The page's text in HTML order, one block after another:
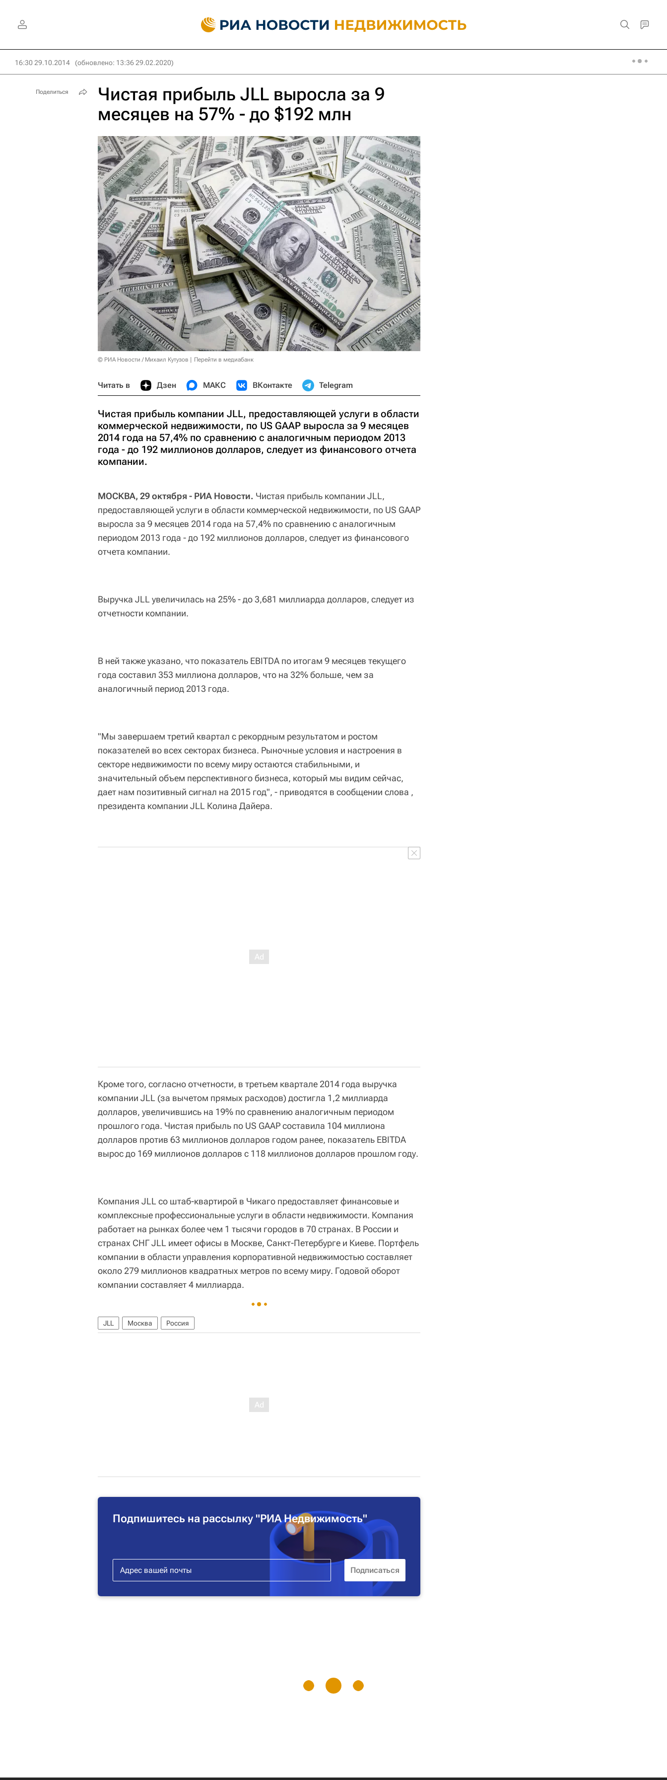
16:30 29.10.2014 (обновлено: 13:36 29.02.2020)
Чистая прибыль JLL выросла за 9
месяцев на 57% - до $192 млн
© РИА Новости / Михаил Кутузов Перейти в медиабанк
Читать в Дзен МАКС ВКонтакте Telegram
Чистая прибыль компании JLL, предоставляющей услуги в области
коммерческой недвижимости, по US GAAP выросла за 9 месяцев
2014 года на 57,4% по сравнению с аналогичным периодом 2013
года - до 192 миллионов долларов, следует из финансового отчета
компании.
МОСКВА, 29 октября - РИА Новости. Чистая прибыль компании JLL,
предоставляющей услуги в области коммерческой недвижимости, по US GAAP
выросла за 9 месяцев 2014 года на 57,4% по сравнению с аналогичным
периодом 2013 года - до 192 миллионов долларов, следует из финансового
отчета компании.
Выручка JLL увеличилась на 25% - до 3,681 миллиарда долларов, следует из
отчетности компании.
В ней также указано, что показатель EBITDA по итогам 9 месяцев текущего
года составил 353 миллиона долларов, что на 32% больше, чем за
аналогичный период 2013 года.
"Мы завершаем третий квартал с рекордным результатом и ростом
показателей во всех секторах бизнеса. Рыночные условия и настроения в
секторе недвижимости по всему миру остаются стабильными, и
значительный объем перспективного бизнеса, который мы видим сейчас,
дает нам позитивный сигнал на 2015 год", - приводятся в сообщении слова ,
президента компании JLL Колина Дайера.
Кроме того, согласно отчетности, в третьем квартале 2014 года выручка
компании JLL (за вычетом прямых расходов) достигла 1,2 миллиарда
долларов, увеличившись на 19% по сравнению аналогичным периодом
прошлого года. Чистая прибыль по US GAAP составила 104 миллиона
долларов против 63 миллионов долларов годом ранее, показатель EBITDA
вырос до 169 миллионов долларов с 118 миллионов долларов прошлом году.
Компания JLL со штаб-квартирой в Чикаго предоставляет финансовые и
комплексные профессиональные услуги в области недвижимости. Компания
работает на рынках более чем 1 тысячи городов в 70 странах. В России и
странах СНГ JLL имеет офисы в Москве, Санкт-Петербурге и Киеве. Портфель
компании в области управления корпоративной недвижимостью составляет
около 279 миллионов квадратных метров по всему миру. Годовой оборот
компании составляет 4 миллиарда.
JLL Москва Россия
Подпишитесь на рассылку "РИА Недвижимость"
Поделиться